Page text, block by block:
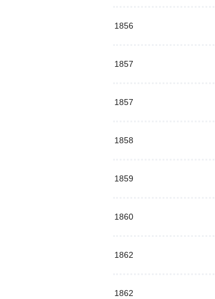
1856
1857
1857
1858
1859
1860
1862
1862